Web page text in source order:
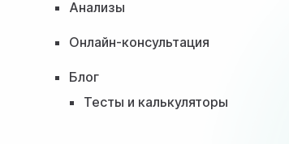
Анализы
Онлайн-консультация
Блог
Тесты и калькуляторы